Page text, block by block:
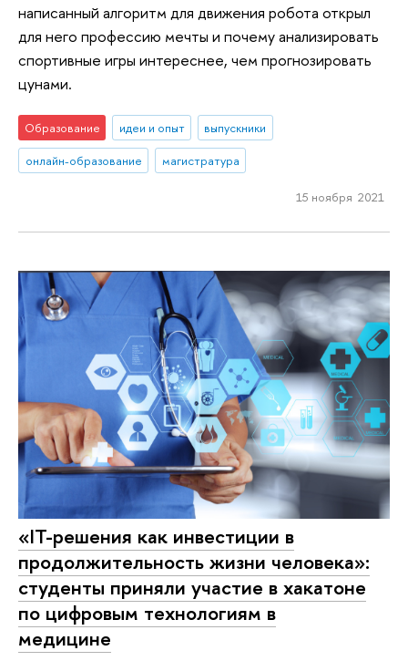
написанный алгоритм для движения робота открыл
для него профессию мечты и почему анализировать
спортивные игры интереснее, чем прогнозировать
цунами.
Образование идеи и опыт
выпускники
онлайн-образование
магистратура
15 ноября 2021
«IT-решения как инвестиции в
продолжительность жизни человека»:
студенты приняли участие в хакатоне
по цифровым технологиям в
медицине